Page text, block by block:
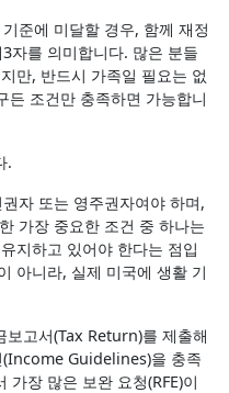
준에 미달할 경우, 함께 재정
자를 의미합니다. 많은 분들
만, 반드시 가족일 필요는 없
든 조건만 충족하면 가능합니
.
자 또는 영주권자여야 하며,
가장 중요한 조건 중 하나는
지하고 있어야 한다는 점입
아니라, 실제 미국에 생활 기
보고서(Tax Return)를 제출해
(Income Guidelines)을 충족
장 많은 보완 요청(RFE)이